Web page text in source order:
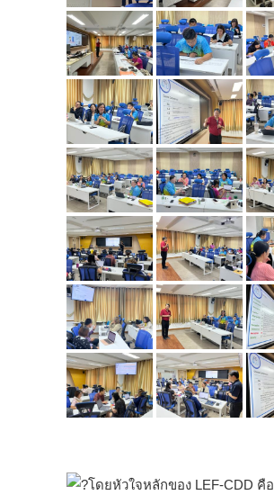
โดยหัวใจหลักของ LEF-CDD คือ